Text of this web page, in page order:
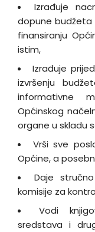
Izrađuje
dopune budžeta
finansiranju
istim,
Izrađuje
izvršenju
informativne
Općinskog
organe u skladu
Vrši sve
Općine, a
Daje
komisije za
Vodi
sredstava i